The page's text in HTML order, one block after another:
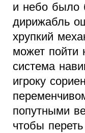
и небо было
дирижабль
хрупкий
может пойти
система
игроку
попутными
чтобы